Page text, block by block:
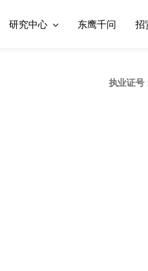
研究中心 东鹰千问 招
执业证号